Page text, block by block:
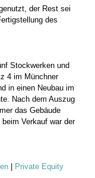
der Rest sei
des
Stockwerken und
4 im Münchner
in einen Neubau im
Nach dem Auszug
das Gebäude
Verkauf war der
Private Equity